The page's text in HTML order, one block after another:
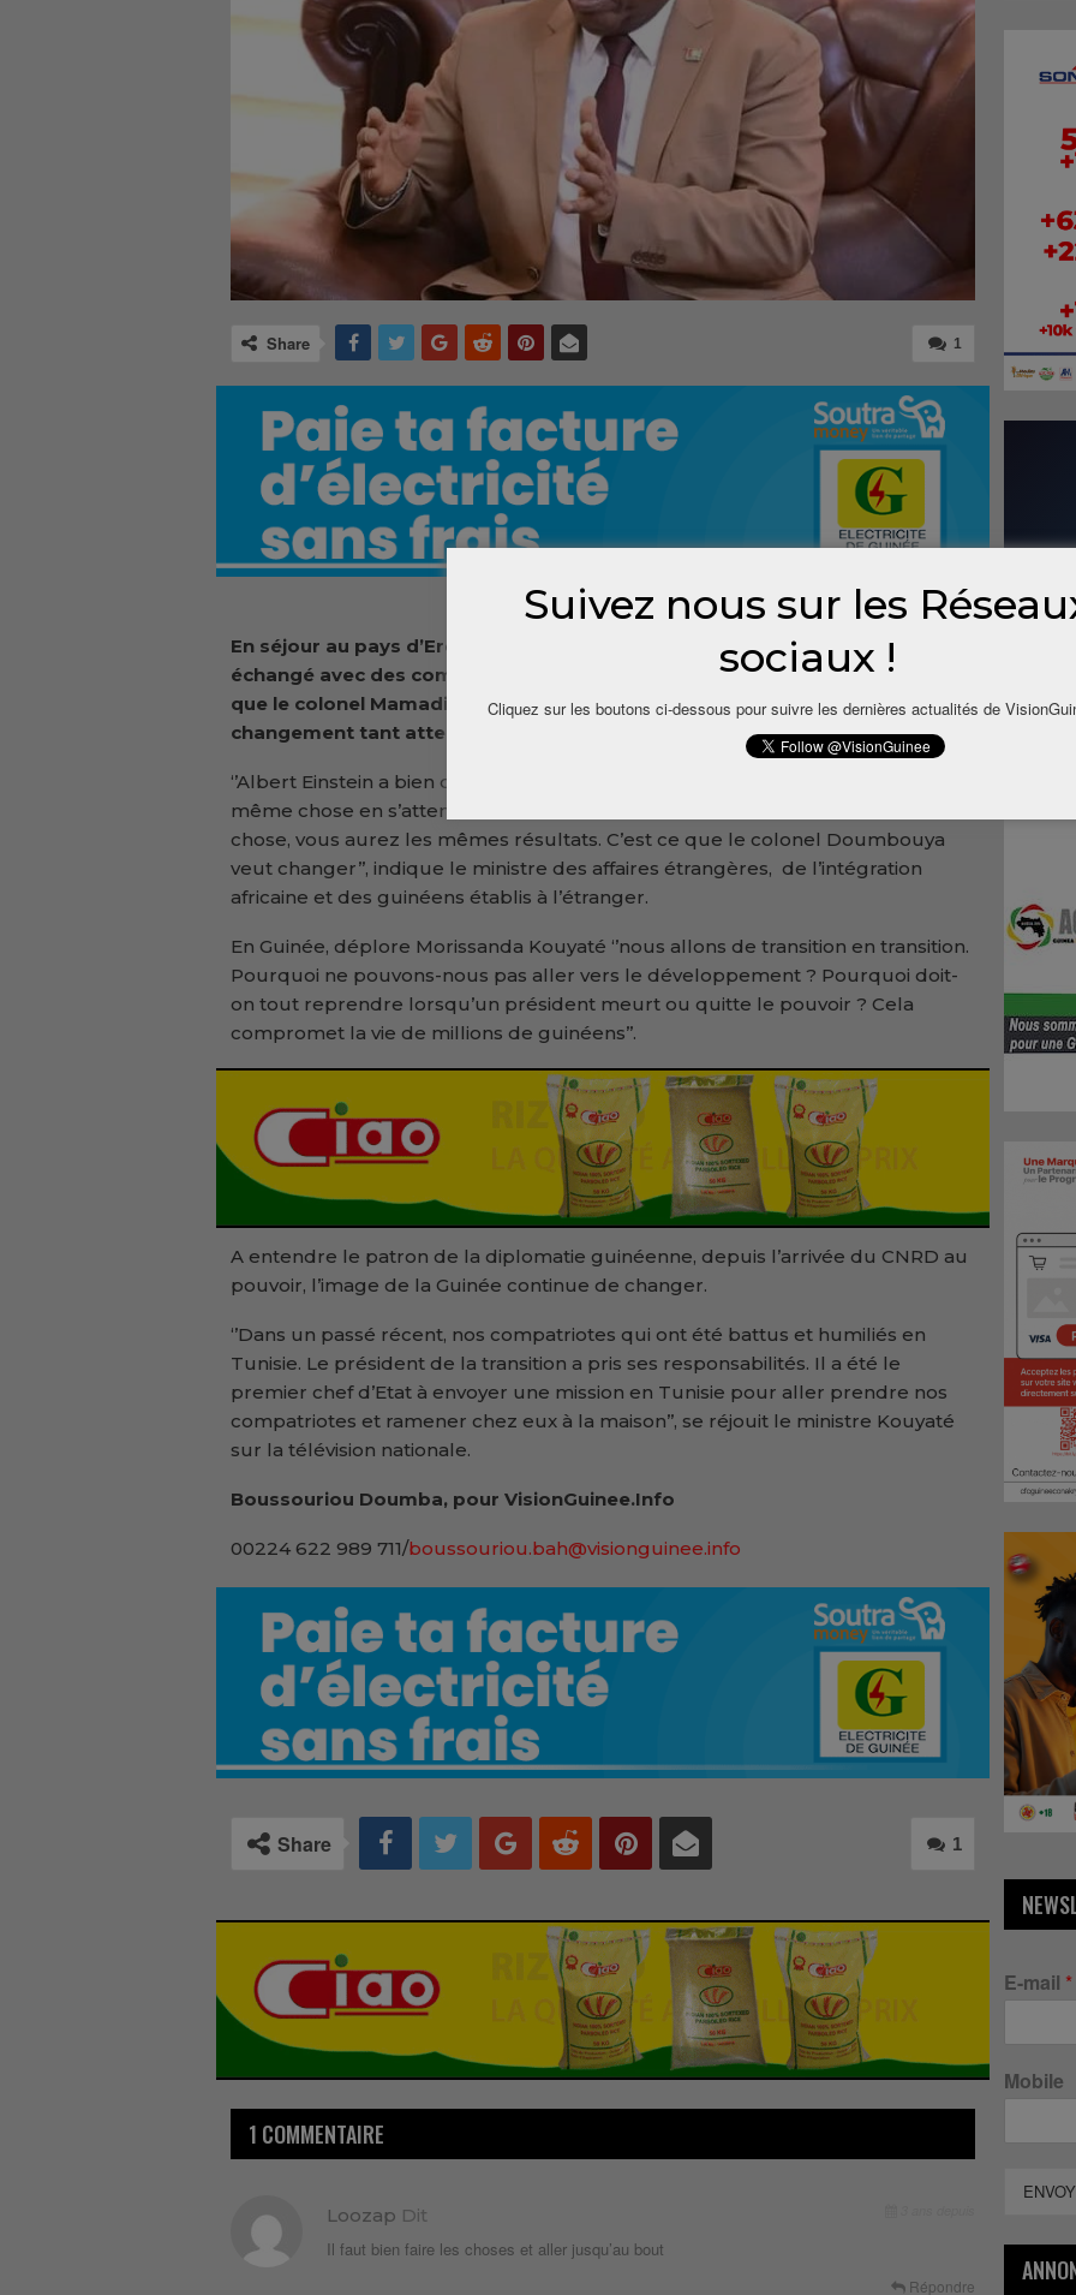
1
Share
En séjour au pays d’Erdogan, le patron de la diplomatie guinéenne a
échangé avec des compatriotes guinéens. Morissanda Kouyaté a assuré
que le colonel Mamadi Doumbouya veut apporter à la Guinée le
changement tant attendu.
‘’Albert Einstein a bien dit que la folie n’est autre chose que de répéter la
même chose en s’attendant à un résultat différent. Si vous faites la même
chose, vous aurez les mêmes résultats. C’est ce que le colonel Doumbouya
veut changer’’, indique le ministre des affaires étrangères, de l’intégration
africaine et des guinéens établis à l’étranger.
En Guinée, déplore Morissanda Kouyaté ‘’nous allons de transition en transition.
Pourquoi ne pouvons-nous pas aller vers le développement ? Pourquoi doit-
on tout reprendre lorsqu’un président meurt ou quitte le pouvoir ? Cela
compromet la vie de millions de guinéens’’.
A entendre le patron de la diplomatie guinéenne, depuis l’arrivée du CNRD au
pouvoir, l’image de la Guinée continue de changer.
‘’Dans un passé récent, nos compatriotes qui ont été battus et humiliés en
Tunisie. Le président de la transition a pris ses responsabilités. Il a été le
premier chef d’Etat à envoyer une mission en Tunisie pour aller prendre nos
compatriotes et ramener chez eux à la maison’’, se réjouit le ministre Kouyaté
sur la télévision nationale.
Boussouriou Doumba, pour VisionGuinee.Info
00224 622 989 711/boussouriou.bah@visionguinee.info
1
Share
1 COMMENTAIRE
Loozap Dit
Il faut bien faire les choses et aller jusqu’au bout
Répondre
E-mail *
Mobile
Suivez nous sur les
sociaux !
Cliquez sur les boutons ci-dessous pour suivre les dernières actualités de